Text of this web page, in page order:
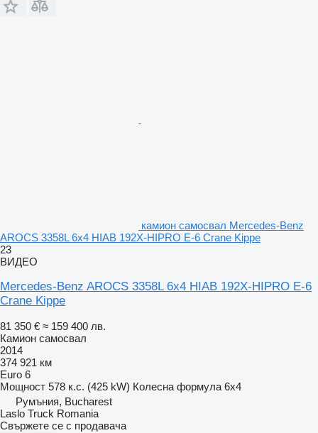
камион самосвал Mercedes-Benz
AROCS 3358L 6x4 HIAB 192X-HIPRO E-6 Crane Kippe
23
ВИДЕО
Mercedes-Benz AROCS 3358L 6x4 HIAB 192X-HIPRO E-6
Crane Kippe
81 350 € ≈ 159 400 лв.
Камион самосвал
2014
374 921 км
Euro 6
Мощност 578 к.с. (425 kW) Колесна формула 6x4
Румъния, Bucharest
Laslo Truck Romania
Свържете се с продавача